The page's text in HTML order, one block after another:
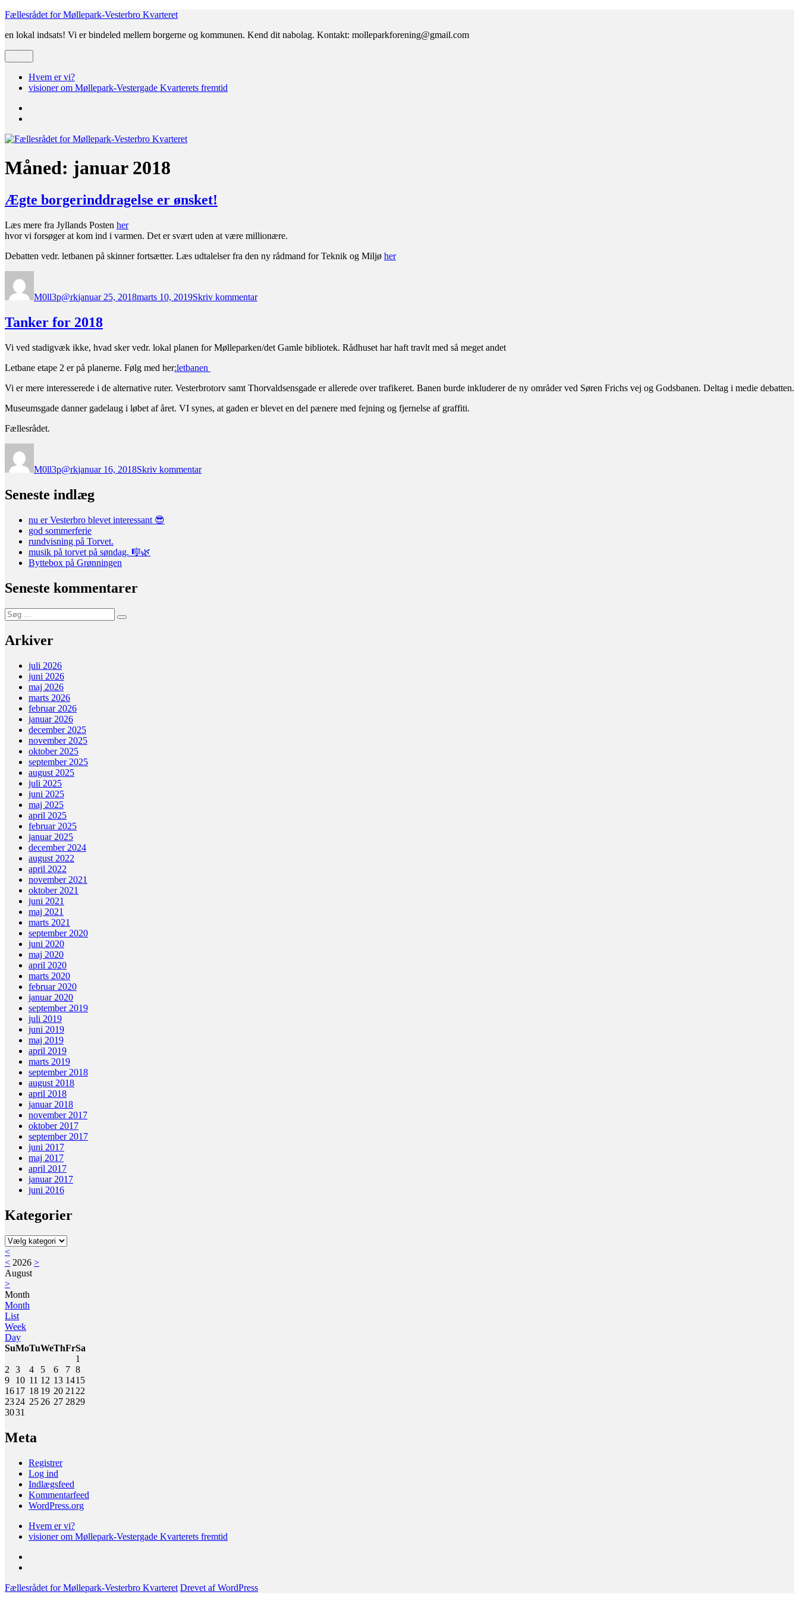
Videre
indhold
Fællesrådet for Møllepark-Vesterbro Kvarteret
en lokal indsats! Vi er bindeled mellem borgerne og kommunen. Kend dit nabolag. Kontakt: molleparkforening@gmail.com
Hvem er vi?
visioner om Møllepark-Vestergade Kvarterets fremtid
Møllepark-
Kvarterets
fremtid
Måned: januar 2018
Ægte borgerinddragelse er ønsket!
Læs mere fra Jyllands Posten her
hvor vi forsøger at kom ind i varmen. Det er svært uden at være millionære.
Debatten vedr. letbanen på skinner fortsætter. Læs udtalelser fra den ny rådmand for Teknik og Miljø her
M0ll3p@rkjanuar 25, 2018marts 10, 2019Skriv kommentarborgerinddragelse
Tanker for 2018
Vi ved stadigvæk ikke, hvad sker vedr. lokal planen for Mølleparken/det Gamle bibliotek. Rådhuset har haft travlt med så meget andet
Letbane etape 2 er på planerne. Følg med her:letbanen
Vi er mere interesserede i de alternative ruter. Vesterbrotorv samt Thorvaldsensgade er allerede over trafikeret. Banen burde inkluderer de ny områder ved Søren Frichs vej og Godsbanen. Deltag i medie debatten.
Museumsgade danner gadelaug i løbet af året. VI synes, at gaden er blevet en del pænere med fejning og fjernelse af graffiti.
Fællesrådet.
M0ll3p@rkjanuar 16, 2018Skriv kommentarfor
Seneste indlæg
nu er Vesterbro blevet interessant 😎
god sommerferie
rundvisning på Torvet.
musik på torvet på søndag. 🎼🌿
Byttebox på Grønningen
Seneste kommentarer
Søg
efter:
Søg
Arkiver
juli 2026
juni 2026
maj 2026
marts 2026
februar 2026
januar 2026
december 2025
november 2025
oktober 2025
september 2025
august 2025
juli 2025
juni 2025
maj 2025
april 2025
februar 2025
januar 2025
december 2024
august 2022
april 2022
november 2021
oktober 2021
juni 2021
maj 2021
marts 2021
september 2020
juni 2020
maj 2020
april 2020
marts 2020
februar 2020
januar 2020
september 2019
juli 2019
juni 2019
maj 2019
april 2019
marts 2019
september 2018
august 2018
april 2018
januar 2018
november 2017
oktober 2017
september 2017
juni 2017
maj 2017
april 2017
januar 2017
juni 2016
Kategorier
Kategorier
<
< 2026 >
August
>
Month
Month
List
Week
Day
SuMoTuWeThFrSa
1
2
3 4 5 6 7 8
9
10 11 12 13 1415
1617 18 19 20 21 22
2324 25 26 27 2829
3031
Meta
Registrer
Log ind
Indlægsfeed
Kommentarfeed
WordPress.org
Hvem er vi?
visioner om Møllepark-Vestergade Kvarterets fremtid
Møllepark-
Fællesrådet for Møllepark-Vesterbro Kvarteret Drevet af WordPress